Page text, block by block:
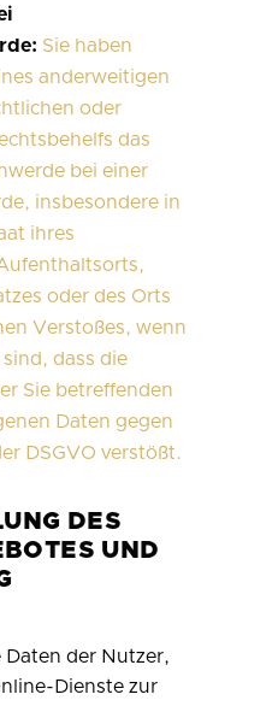
Sie haben
anderweitigen
oder
das
bei einer
insbesondere in
ihres
oder des Orts
Verstoßes, wenn
dass die
Sie betreffenden
Daten gegen
DSGVO verstößt.
DES
UND
der Nutzer,
Dienste zur